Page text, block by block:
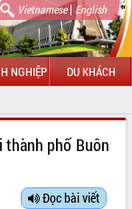
Vietnamese| English
NGHIỆP DU KHÁCH
thành phố Buôn
Đọc bài viết